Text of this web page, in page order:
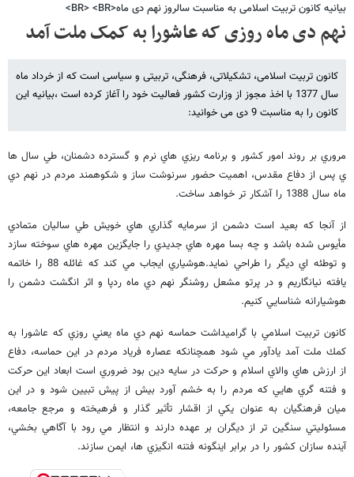
بیانیه کانون تربیت اسلامی به مناسبت سالروز نهم دی ماه<BR> <BR>
نهم دی ماه روزی که عاشورا به کمک ملت آمد
کانون تربیت اسلامی، تشکیلاتی، فرهنگی، تربیتی و سیاسی است که از خرداد ماه
سال 1377 با اخذ مجوز از وزارت کشور فعالیت خود را آغاز کرده است ،بیانیه این
کانون را به مناسبت 9 دی می خوانید:
مروري بر روند امور كشور و برنامه ريزي هاي نرم و گسترده دشمنان، طي سال ها
ي پس از دفاع مقدس، اهميت حضور سرنوشت ساز و شكوهمند مردم در نهم دي
ماه سال 1388 را آشكار تر خواهد ساخت.
از آنجا كه بعيد است دشمن از سرمايه گذاري هاي خويش طي ساليان متمادي
مأيوس شده باشد و چه بسا مهره هاي جديدي را جايگزين مهره هاي سوخته سازد
و توطئه اي ديگر را طراحي نمايد.هوشياري ايجاب مي كند كه غائله 88 را خاتمه
يافته نيانگاريم و در پرتو مشعل روشنگر نهم دي ماه ردپا و اثر انگشت دشمن را
هوشيارانه شناسايي كنيم.
كانون تربيت اسلامي با گراميداشت حماسه نهم دي ماه يعني روزي كه عاشورا به
كمك ملت آمد يادآور مي شود همچنانكه عصاره فرياد مردم در اين حماسه، دفاع
از ارزش هاي والاي اسلام و حركت در سايه دين بود ضروري است ابعاد اين حركت
و فتنه گري هايي كه مردم را به خشم آورد بيش از پيش تبيين شود و در اين
ميان فرهنگيان به عنوان يكي از اقشار تأثير گذار و فرهيخته و مرجع جامعه،
مسئوليتي سنگين تر از ديگران بر عهده دارند و انتظار مي رود با آگاهي بخشي،
آينده سازان كشور را در برابر اينگونه فتنه انگيزي ها، ايمن سازند.